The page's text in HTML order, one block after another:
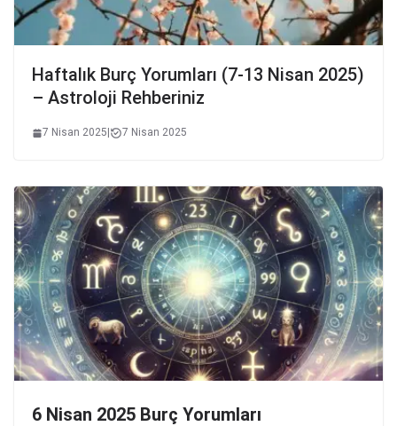
Haftalık Burç Yorumları (7-13 Nisan 2025)
– Astroloji Rehberiniz
7 Nisan 2025 7 Nisan 2025
6 Nisan 2025 Burç Yorumları